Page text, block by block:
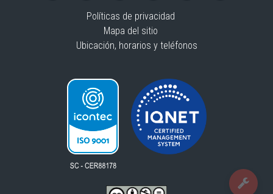
Políticas de privacidad
Mapa del sitio
Ubicación, horarios y teléfonos